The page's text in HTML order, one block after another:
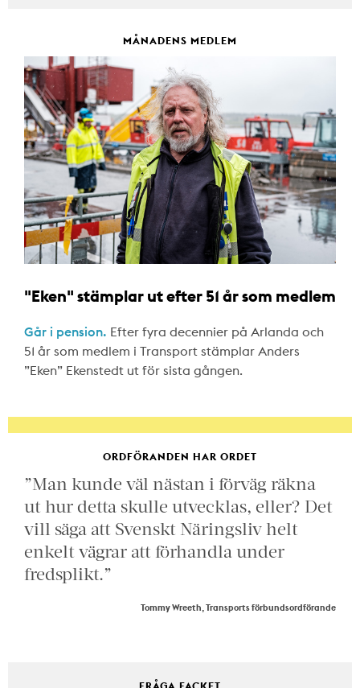
MÅNADENS MEDLEM
"Eken" stämplar ut efter 51 år som medlem
Går i pension. Efter fyra decennier på Arlanda och
51 år som medlem i Transport stämplar Anders
”Eken” Ekenstedt ut för sista gången.
ORDFÖRANDEN HAR ORDET
”Man kunde väl nästan i förväg räkna
ut hur detta skulle utvecklas, eller? Det
vill säga att Svenskt Näringsliv helt
enkelt vägrar att förhandla under
fredsplikt.”
Tommy Wreeth, Transports förbundsordförande